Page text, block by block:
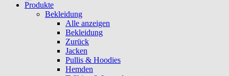
Produkte
Bekleidung
Alle anzeigen
Bekleidung
Zurück
Jacken
Pullis & Hoodies
Hemden